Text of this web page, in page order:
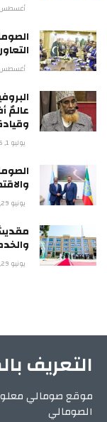
أغسطس 5, 2026
أغسطس 5, 2026
عالمٌ
يوليو 1, 2026
يونيو 29, 2026
يونيو 29, 2026
التعريف
موقع صومالي
الصومالي